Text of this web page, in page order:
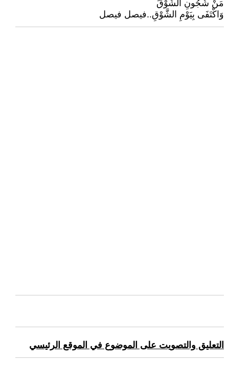
مَنْ شُجُونِ الشَّوْقَ
وَاكْتَفَى بِيَوْمِ الشَّوْقِ..فيصل فيصل
التعليق والتصويت على الموضوع في الموقع الرئيسي